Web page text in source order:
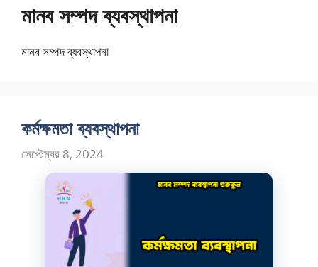
মানব সম্পদ ব্যবস্থাপনা
মানব সম্পদ ব্যবস্থাপনা
কর্মক্ষমতা ব্যবস্থাপনা
সেপ্টেম্বর 8, 2024